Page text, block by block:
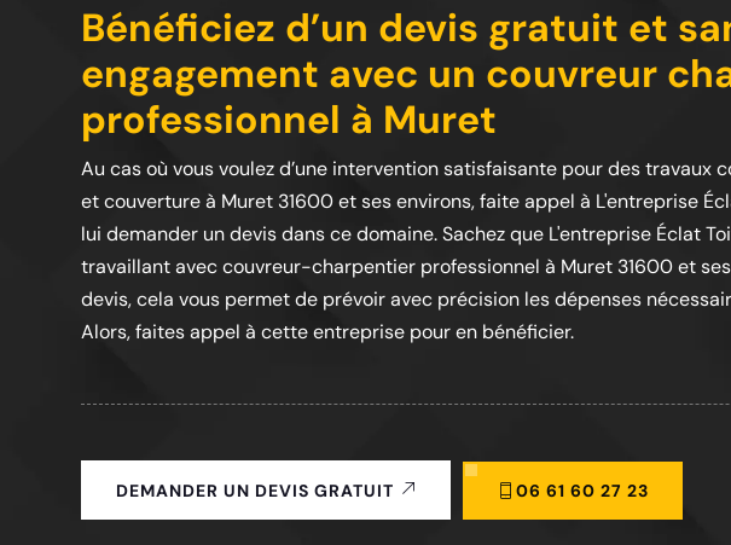
Bénéficiez d’un devis gratuit et
engagement avec un couvreur
professionnel à Muret
Au cas où vous voulez d’une intervention satisfaisante pour des travaux
et couverture à Muret 31600 et ses environs, faite appel à L'entreprise
lui demander un devis dans ce domaine. Sachez que L'entreprise Éclat
travaillant avec couvreur-charpentier professionnel à Muret 31600 et ses
devis, cela vous permet de prévoir avec précision les dépenses
Alors, faites appel à cette entreprise pour en bénéficier.
DEMANDER UN DEVIS GRATUIT 06 61 60 27 23